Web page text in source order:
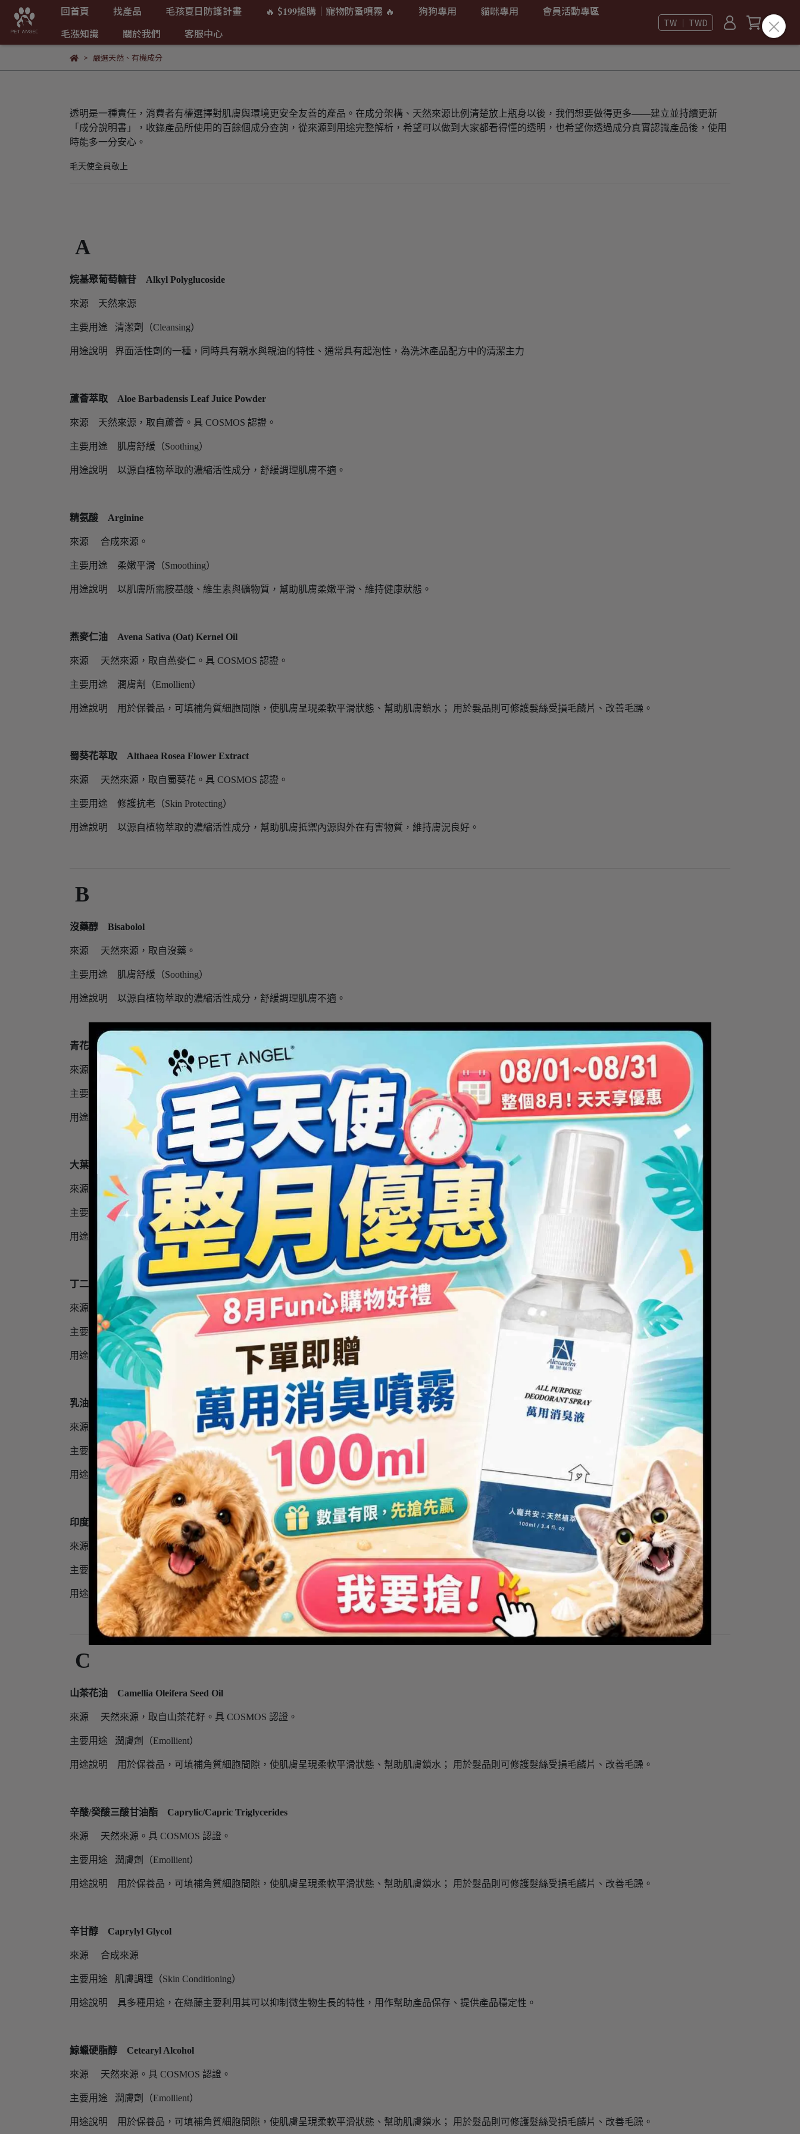
回首頁 找產品 毛孩夏日防護計畫 🔥 $𝟏𝟗𝟗搶購｜寵物防蚤噴霧 🔥 狗狗專用 貓咪專用
會員活動專區
毛漲知識
關於我們 客服中心
TW ｜ TWD
嚴選天然、有機成分
透明是一種責任，消費者有權選擇對肌膚與環境更安全友善的產品。在成分架構、天然來源比例清楚放上瓶身以後，我們想要做得更多——建立並持續更新
「成分說明書」，收錄產品所使用的百餘個成分查詢，從來源到用途完整解析，希望可以做到大家都看得懂的透明，也希望你透過成分真實認識產品後，使用
時能多一分安心。
毛天使全員敬上
A
烷基聚葡萄糖苷 Alkyl Polyglucoside
來源 天然來源
主要用途 清潔劑（Cleansing）
用途說明 界面活性劑的一種，同時具有親水與親油的特性、通常具有起泡性，為洗沐產品配方中的清潔主力
蘆薈萃取 Aloe Barbadensis Leaf Juice Powder
來源 天然來源，取自蘆薈。具 COSMOS 認證。
主要用途 肌膚舒緩（Soothing）
用途說明 以源自植物萃取的濃縮活性成分，舒緩調理肌膚不適。
精氨酸 Arginine
來源 合成來源。
主要用途 柔嫩平滑（Smoothing）
用途說明 以肌膚所需胺基酸、維生素與礦物質，幫助肌膚柔嫩平滑、維持健康狀態。
燕麥仁油 Avena Sativa (Oat) Kernel Oil
來源 天然來源，取自燕麥仁。具 COSMOS 認證。
主要用途 潤膚劑（Emollient）
用途說明 用於保養品，可填補角質細胞間隙，使肌膚呈現柔軟平滑狀態、幫助肌膚鎖水； 用於髮品則可修護髮絲受損毛麟片、改善毛躁。
蜀葵花萃取 Althaea Rosea Flower Extract
來源 天然來源，取自蜀葵花。具 COSMOS 認證。
主要用途 修護抗老（Skin Protecting）
用途說明 以源自植物萃取的濃縮活性成分，幫助肌膚抵禦內源與外在有害物質，維持膚況良好。
B
沒藥醇 Bisabolol
來源 天然來源，取自沒藥。
主要用途 肌膚舒緩（Soothing）
用途說明 以源自植物萃取的濃縮活性成分，舒緩調理肌膚不適。
青花椰苗萃取Brassica Oleracea Italica (Broccoli) Sprout Extract
來源 天然來源，取自青花椰苗。
主要用途 修護抗老（Skin Protecting）
用途說明 以源自植物萃取的濃縮活性成分，幫助肌膚抵禦內源與外在有害物質，維持膚況良好。
大葉醉魚草萃取 Buddleja Davidii Extract
來源 天然來源，取自大葉醉魚草。具 COSMOS 認證。
主要用途 修護抗老（Skin Protecting）
用途說明 以源自植物萃取的濃縮活性成分，幫助肌膚抵禦內源與外在有害物質，維持膚況良好。
丁二醇 Butylene Glycol
來源 天然來源。具 COSMOS 認證。
主要用途 保濕劑（Humectant）
用途說明 幫助提升或維持肌膚表面含水量與保水度。
乳油木果油 Butyrospermum Parkii (Shea) Oil
來源 天然來源，取自乳油木果。
主要用途 潤膚劑（Emollient）
用途說明 用於保養品，可填補角質細胞間隙，使肌膚呈現柔軟平滑狀態、幫助肌膚鎖水； 用於髮品則可修護髮絲受損毛麟片、改善毛躁。
印度刺竹萃取 Bambusa Arundinacea Stem Extract
來源 天然來源，取自印度刺竹。具 COSMOS 認證。
主要用途 保濕劑（Humectant）
用途說明 保濕劑（Humectant）
C
山茶花油 Camellia Oleifera Seed Oil
來源 天然來源，取自山茶花籽。具 COSMOS 認證。
主要用途 潤膚劑（Emollient）
用途說明 用於保養品，可填補角質細胞間隙，使肌膚呈現柔軟平滑狀態、幫助肌膚鎖水； 用於髮品則可修護髮絲受損毛麟片、改善毛躁。
辛酸/癸酸三酸甘油酯 Caprylic/Capric Triglycerides
來源 天然來源。具 COSMOS 認證。
主要用途 潤膚劑（Emollient）
用途說明 用於保養品，可填補角質細胞間隙，使肌膚呈現柔軟平滑狀態、幫助肌膚鎖水； 用於髮品則可修護髮絲受損毛麟片、改善毛躁。
辛甘醇 Caprylyl Glycol
來源 合成來源
主要用途 肌膚調理（Skin Conditioning）
用途說明 具多種用途，在綠藤主要利用其可以抑制微生物生長的特性，用作幫助產品保存、提供產品穩定性。
鯨蠟硬脂醇 Cetearyl Alcohol
來源 天然來源。具 COSMOS 認證。
主要用途 潤膚劑（Emollient）
用途說明 用於保養品，可填補角質細胞間隙，使肌膚呈現柔軟平滑狀態、幫助肌膚鎖水； 用於髮品則可修護髮絲受損毛麟片、改善毛躁。